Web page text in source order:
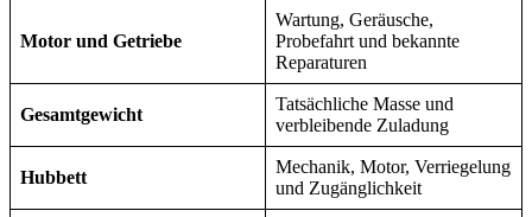
Motor und Getriebe
Wartung, Geräusche,
Probefahrt und bekannte
Reparaturen
Gesamtgewicht
Tatsächliche Masse und
verbleibende Zuladung
Hubbett
Mechanik, Motor, Verriegelung
und Zugänglichkeit